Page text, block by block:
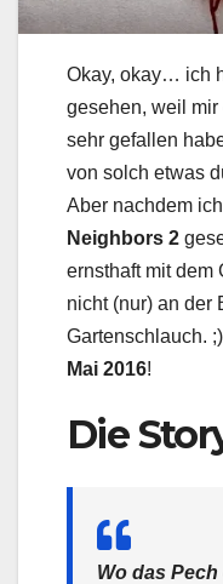
Okay, okay… ich
gesehen, weil
sehr gefallen
von solch etwas
Aber nachdem
Neighbors 2
ernsthaft mit dem
nicht (nur) an der
Gartenschlauch.
Mai 2016!
Die
Wo das